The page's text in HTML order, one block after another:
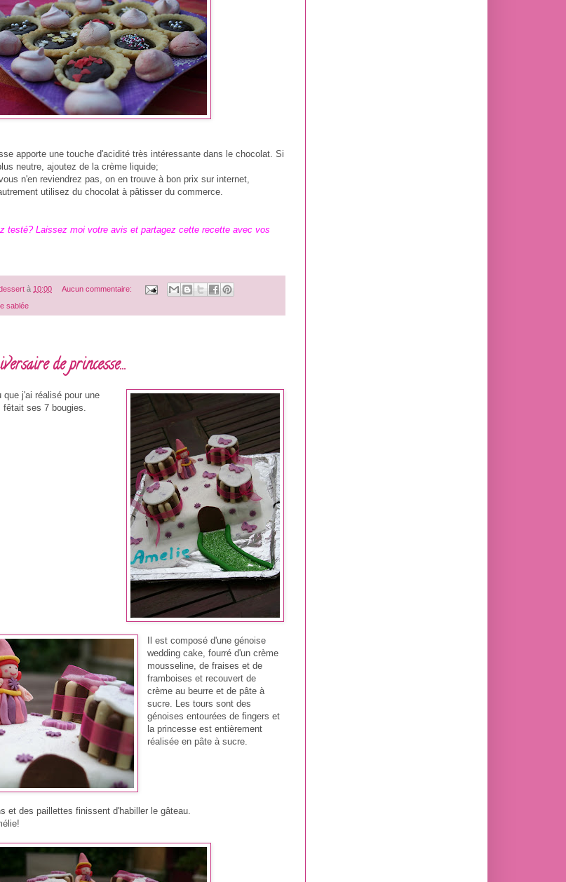
apporte une touche d'acidité très intéressante dans le chocolat. Si
neutre, ajoutez de la crème liquide;
n'en reviendrez pas, on en trouve à bon prix sur internet,
utilisez du chocolat à pâtisser du commerce.
testé? Laissez moi votre avis et partagez cette recette avec vos
à 10:00 Aucun commentaire:
sablée
de princesse...
que j'ai réalisé pour une
ses 7 bougies.
Il est composé d'une génoise
wedding cake, fourré d'un crème
mousseline, de fraises et de
framboises et recouvert de
crème au beurre et de pâte à
sucre. Les tours sont des
génoises entourées de fingers et
la princesse est entièrement
réalisée en pâte à sucre.
et des paillettes finissent d'habiller le gâteau.